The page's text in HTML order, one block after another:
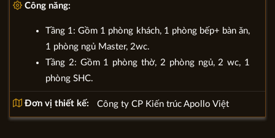
Công năng:
Tầng 1: Gồm 1 phòng khách, 1 phòng bếp+ bàn ăn,
1 phòng ngủ Master, 2wc.
Tầng 2: Gồm 1 phòng thờ, 2 phòng ngủ, 2 wc, 1
phòng SHC.
Đơn vị thiết kế: Công ty CP Kiến trúc Apollo Việt